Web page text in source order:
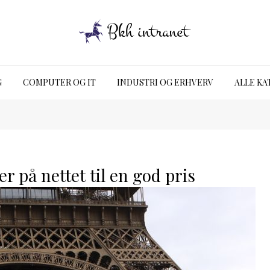
COMPUTER OG IT INDUSTRI OG ERHVERV ALLE
på nettet til en god pris